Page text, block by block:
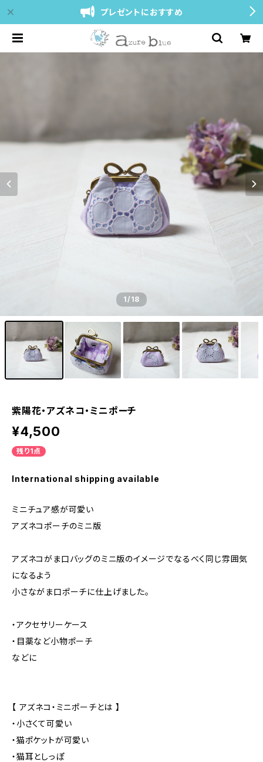
プレゼントにおすすめ
1/18
紫陽花・アズネコ・ミニポーチ
¥4,500
残り1点
International shipping available
ミニチュア感が可愛い
アズネコポーチのミニ版
アズネコがま口バッグのミニ版のイメージでなるべく同じ雰囲気
になるよう
小さながま口ポーチに仕上げました。
・アクセサリーケース
・目薬など小物ポーチ
などに
【 アズネコ・ミニポーチとは 】
・小さくて可愛い
・猫ポケットが可愛い
・猫耳としっぽ